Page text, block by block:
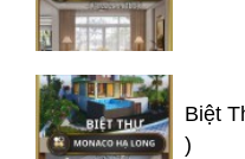
Biệt
)